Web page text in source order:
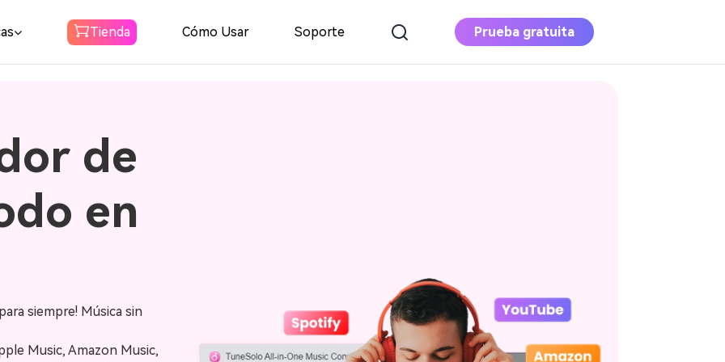
Convertidor de
musica
Descargar música de Deezer a MP3
Converter
Tienda Cómo Usar Soporte Prueba gratuita
de
en
siempre! Música sin
Music, Amazon Music,